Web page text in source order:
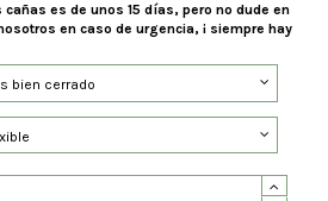
es de unos 15 días, pero no dude en
en caso de urgencia, ¡ siempre hay